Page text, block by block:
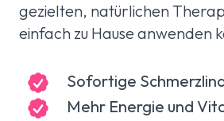
gezielten, natürlichen
einfach zu Hause anwenden
Sofortige
Mehr Energie und